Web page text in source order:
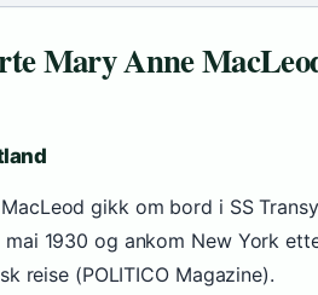
Mary Anne
gikk om bord i SS
mai 1930 og ankom New York
reise (POLITICO Magazine).